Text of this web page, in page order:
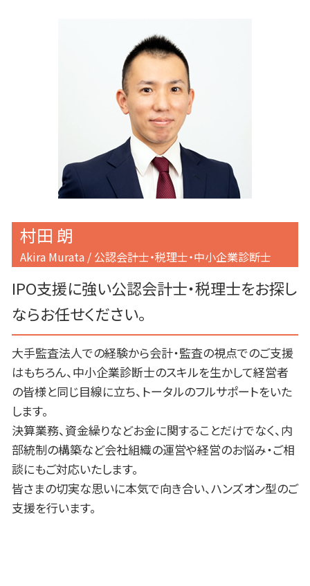
中小企業 補助金 設備投資
事業計画書とは 中小企業
事業計画書 作成代行
事業計画書 何で作る
事業計画書 相談
事業計画書 記載内容
千代田区 税務申告
港区 IPOサポート
目黒区 IPOサポート
目黒区 融資 事業計画書
千代田区 IPOサポート
目黒区 事業計画書作成
目黒区 上場支援
村田 朗
Akira Murata / 公認会計士・税理士・中小企業診断士
IPO支援に強い公認会計士・税理士をお探し
ならお任せください。
大手監査法人での経験から会計・監査の視点でのご支援
はもちろん、中小企業診断士のスキルを生かして経営者
の皆様と同じ目線に立ち、トータルのフルサポートをいた
します。
決算業務、資金繰りなどお金に関することだけでなく、内
部統制の構築など会社組織の運営や経営のお悩み・ご相
談にもご対応いたします。
皆さまの切実な思いに本気で向き合い、ハンズオン型のご
支援を行います。